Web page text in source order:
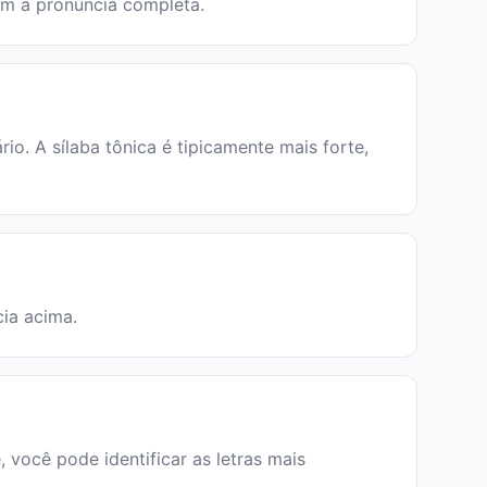
a pronúncia completa.
A sílaba tônica é tipicamente mais forte,
acima.
você pode identificar as letras mais